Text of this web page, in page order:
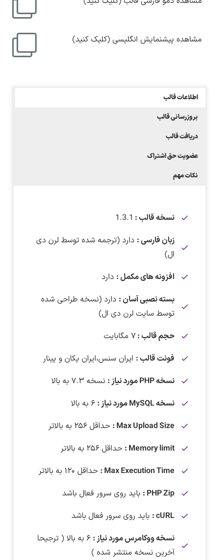
مشاهده پیشنمایش انگلیسی (کلیک کنید)
اطلاعات قالب
بروزرسانی قالب
دریافت قالب
عضویت حق اشتراک
نکات مهم
نسخه قالب : 1.3.1
زبان فارسی : دارد (ترجمه شده توسط لرن دی
ال)
افزونه های مکمل : دارد
بسته نصبی آسان : دارد (نسخه طراحی شده
توسط سایت لرن دی ال)
حجم قالب : ۷ مگابایت
فونت قالب : ایران سنس،ایران یکان و پینار
نسخه PHP مورد نیاز :
نسخه ۷.۳ به بالا
نسخه MySQL مورد نیاز :
Max Upload Size : حداقل ۲۵۶ به بالاتر
Memory limit : حداقل ۲۵۶ به بالاتر
Max Execution Time : حداقل ۱۲۰ به بالاتر
PHP Zip : باید روی سرور فعال باشد
cURL : باید روی سرور فعال باشد
نسخه ووکامرس مورد نیاز :
۶ به بالا ( ترجیحا
آخرین نسخه منتشر شده )